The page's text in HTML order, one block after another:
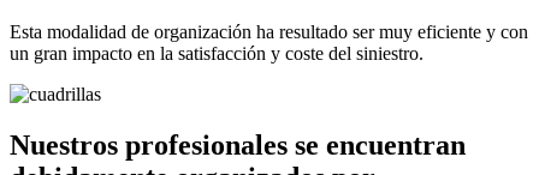
Esta modalidad de organización ha resultado ser muy eficiente y con
un gran impacto en la satisfacción y coste del siniestro.
Nuestros profesionales se encuentran